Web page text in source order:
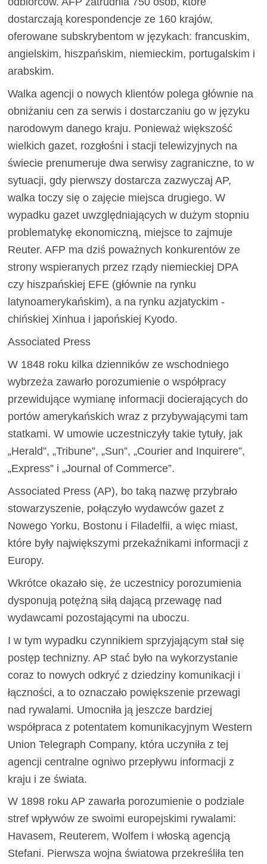
dostarczają korespondencje ze 160 krajów,
oferowane subskrybentom w językach: francuskim,
angielskim, hiszpańskim, niemieckim, portugalskim i
arabskim.
Walka agencji o nowych klientów polega głównie na
obniżaniu cen za serwis i dostarczaniu go w języku
narodowym danego kraju. Ponieważ większość
wielkich gazet, rozgłośni i stacji telewizyjnych na
świecie prenumeruje dwa serwisy zagraniczne, to w
sytuacji, gdy pierwszy dostarcza zazwyczaj AP,
walka toczy się o zajęcie miejsca drugiego. W
wypadku gazet uwzględniających w dużym stopniu
problematykę ekonomiczną, miejsce to zajmuje
Reuter. AFP ma dziś poważnych konkurentów ze
strony wspieranych przez rządy niemieckiej DPA
czy hiszpańskiej EFE (głównie na rynku
latynoamerykańskim), a na rynku azjatyckim -
chińskiej Xinhua i japońskiej Kyodo.
Associated Press
W 1848 roku kilka dzienników ze wschodniego
wybrzeża zawarło porozumienie o współpracy
przewidujące wymianę informacji docierających do
portów amerykańskich wraz z przybywającymi tam
statkami. W umowie uczestniczyły takie tytuły, jak
„Herald”, „Tribune”, „Sun”, „Courier and Inquirere”,
„Express” i „Journal of Commerce”.
Associated Press (AP), bo taką nazwę przybrało
stowarzyszenie, połączyło wydawców gazet z
Nowego Yorku, Bostonu i Filadelfii, a więc miast,
które były największymi przekaźnikami informacji z
Europy.
Wkrótce okazało się, że uczestnicy porozumienia
dysponują potężną siłą dającą przewagę nad
wydawcami pozostającymi na uboczu.
I w tym wypadku czynnikiem sprzyjającym stał się
postęp technizny. AP stać było na wykorzystanie
coraz to nowych odkryć z dziedziny komunikacji i
łączności, a to oznaczało powiększenie przewagi
nad rywalami. Umocniła ją jeszcze bardziej
współpraca z potentatem komunikacyjnym Western
Union Telegraph Company, która uczyniła z tej
agencji centralne ogniwo przepływu informacji z
kraju i ze świata.
W 1898 roku AP zawarła porozumienie o podziale
stref wpływów ze swoimi europejskimi rywalami:
Havasem, Reuterem, Wolfem i włoską agencją
Stefani. Pierwsza wojna światowa przekreśliła ten